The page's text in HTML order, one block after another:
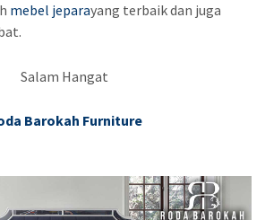
mebel jeparayang terbaik dan juga
Salam Hangat
Barokah Furniture